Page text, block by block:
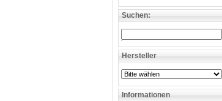
Suchen:
Hersteller
Informationen